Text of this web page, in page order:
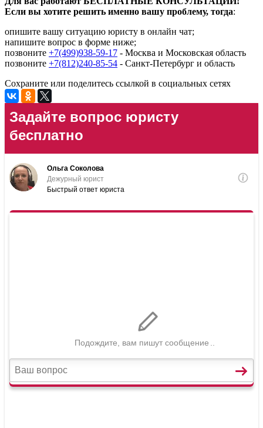
Если вы хотите решить именно вашу проблему, тогда:
опишите вашу ситуацию юристу в онлайн чат;
напишите вопрос в форме ниже;
позвоните +7(499)938-59-17 - Москва и Московская область
позвоните +7(812)240-85-54 - Санкт-Петербург и область
Сохраните или поделитесь ссылкой в социальных сетях